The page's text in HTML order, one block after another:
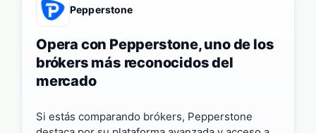
Pepperstone
Opera con Pepperstone, uno de los
brókers más reconocidos del
mercado
Si estás comparando brókers, Pepperstone